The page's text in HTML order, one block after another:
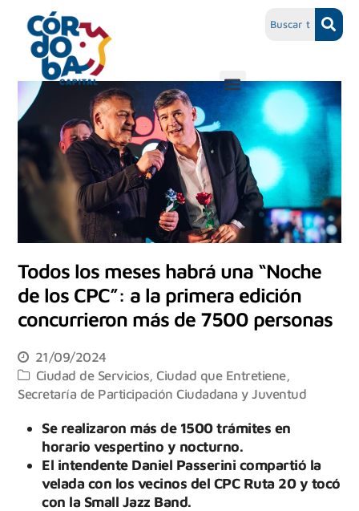
Todos los meses habrá una “Noche
de los CPC”: a la primera edición
concurrieron más de 7500 personas
21/09/2024
Ciudad de Servicios ,Ciudad que Entretiene,
Secretaría de Participación Ciudadana y Juventud
Se realizaron más de 1500 trámites en
horario vespertino y nocturno.
El intendente Daniel Passerini compartió la
velada con los vecinos del CPC Ruta 20 y tocó
con la Small Jazz Band.